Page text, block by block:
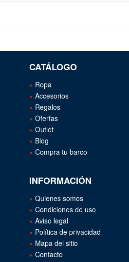
CATÁLOGO
Ropa
Accesorios
Regalos
Oferfas
Outlet
Blog
Compra tu barco
INFORMACIÓN
Quienes somos
Condiciones de uso
Aviso legal
Política de privacidad
Mapa del sitio
Contacto